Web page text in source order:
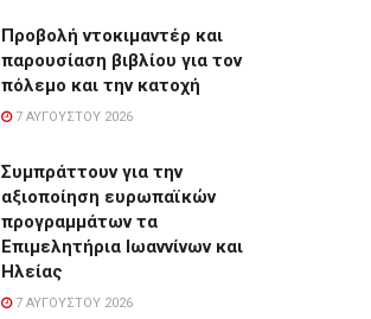
Προβολή ντοκιμαντέρ και
παρουσίαση βιβλίου για τον
πόλεμο και την κατοχή
7 ΑΥΓΟΎΣΤΟΥ 2026
Συμπράττουν για την
αξιοποίηση ευρωπαϊκών
προγραμμάτων τα
Επιμελητήρια Ιωαννίνων και
Ηλείας
7 ΑΥΓΟΎΣΤΟΥ 2026